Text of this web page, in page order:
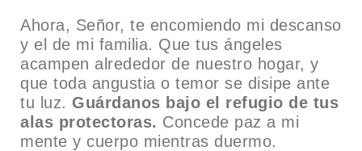
Ahora, Señor, te encomiendo mi descanso
y el de mi familia. Que tus ángeles
acampen alrededor de nuestro hogar, y
que toda angustia o temor se disipe ante
tu luz. Guárdanos bajo el refugio de tus
alas protectoras. Concede paz a mi
mente y cuerpo mientras duermo.